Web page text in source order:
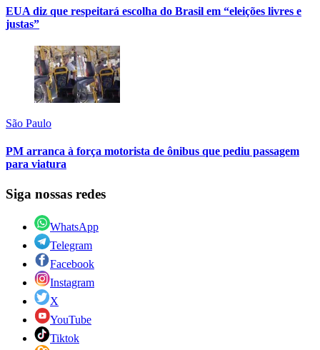
EUA diz que respeitará escolha do Brasil em “eleições livres e
justas”
São Paulo
PM arranca à força motorista de ônibus que pediu passagem
para viatura
Siga nossas redes
WhatsApp
Telegram
Facebook
Instagram
X
YouTube
Tiktok